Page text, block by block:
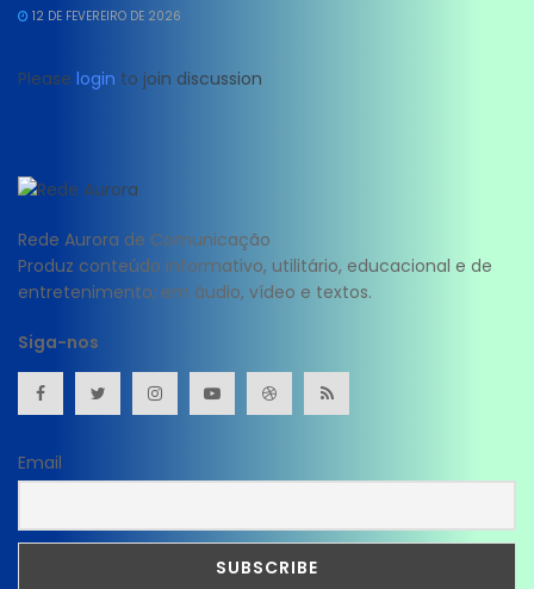
12 DE FEVEREIRO DE 2026
Please login to join discussion
Rede Aurora de Comunicação
Produz conteúdo informativo, utilitário, educacional e de
entretenimento; em áudio, vídeo e textos.
Siga-nos
Email